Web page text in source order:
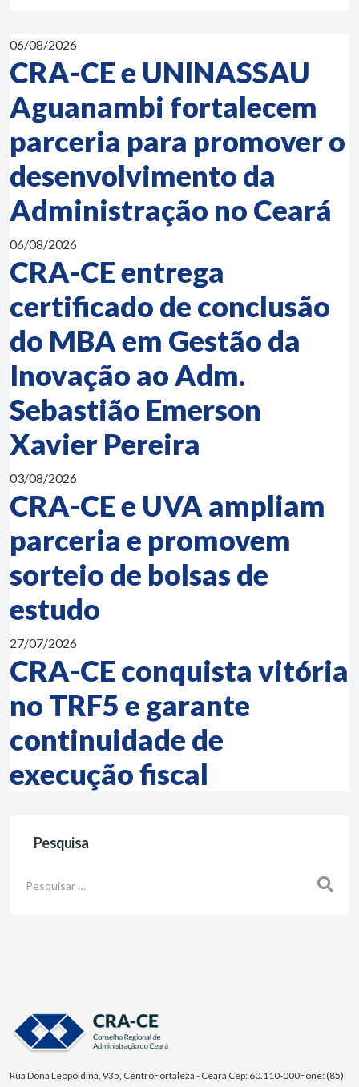
06/08/2026
CRA-CE e UNINASSAU
Aguanambi fortalecem
parceria para promover o
desenvolvimento da
Administração no Ceará
06/08/2026
CRA-CE entrega
certificado de conclusão
do MBA em Gestão da
Inovação ao Adm.
Sebastião Emerson
Xavier Pereira
03/08/2026
CRA-CE e UVA ampliam
parceria e promovem
sorteio de bolsas de
estudo
27/07/2026
CRA-CE conquista vitória
no TRF5 e garante
continuidade de
execução fiscal
Pesquisa
Rua Dona Leopoldina, 935, CentroFortaleza - Ceará Cep: 60.110-000Fone: (85)